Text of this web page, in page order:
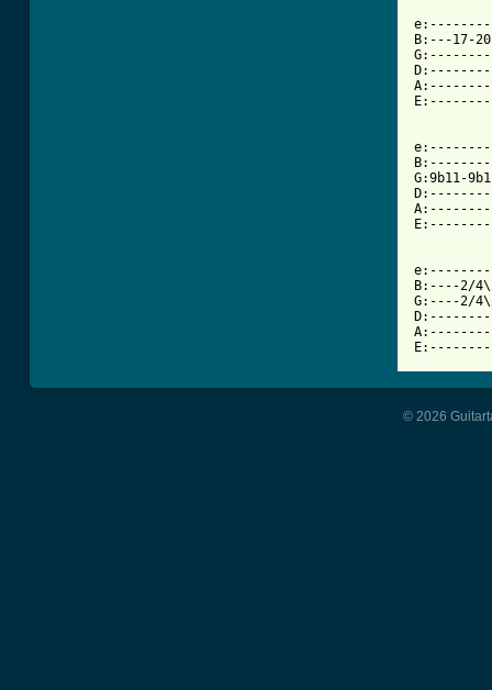
B:---17-
G:9b11-
B:----2/
G:----2/
© 2026